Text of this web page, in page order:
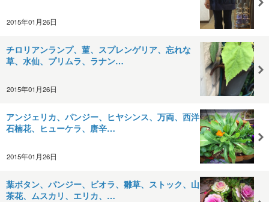
2015年01月26日
チロリアンランプ、菫、スプレンゲリア、忘れな
草、水仙、プリムラ、ラナン…
2015年01月26日
アンジェリカ、パンジー、ヒヤシンス、万両、西洋
石楠花、ヒューケラ、唐辛…
2015年01月26日
葉ボタン、パンジー、ビオラ、雛草、ストック、山
茶花、ムスカリ、エリカ、…